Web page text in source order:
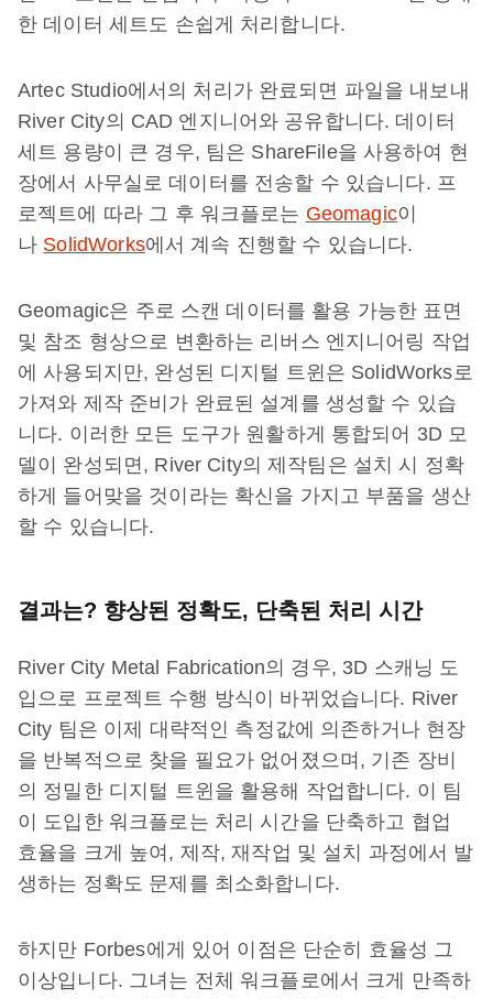
한 데이터 세트도 손쉽게 처리합니다.
Artec Studio에서의 처리가 완료되면 파일을 내보내
River City의 CAD 엔지니어와 공유합니다. 데이터
세트 용량이 큰 경우, 팀은 ShareFile을 사용하여 현
장에서 사무실로 데이터를 전송할 수 있습니다. 프
로젝트에 따라 그 후 워크플로는 Geomagic이
나 SolidWorks에서 계속 진행할 수 있습니다.
Geomagic은 주로 스캔 데이터를 활용 가능한 표면
및 참조 형상으로 변환하는 리버스 엔지니어링 작업
에 사용되지만, 완성된 디지털 트윈은 SolidWorks로
가져와 제작 준비가 완료된 설계를 생성할 수 있습
니다. 이러한 모든 도구가 원활하게 통합되어 3D 모
델이 완성되면, River City의 제작팀은 설치 시 정확
하게 들어맞을 것이라는 확신을 가지고 부품을 생산
할 수 있습니다.
결과는? 향상된 정확도, 단축된 처리 시간
River City Metal Fabrication의 경우, 3D 스캐닝 도
입으로 프로젝트 수행 방식이 바뀌었습니다. River
City 팀은 이제 대략적인 측정값에 의존하거나 현장
을 반복적으로 찾을 필요가 없어졌으며, 기존 장비
의 정밀한 디지털 트윈을 활용해 작업합니다. 이 팀
이 도입한 워크플로는 처리 시간을 단축하고 협업
효율을 크게 높여, 제작, 재작업 및 설치 과정에서 발
생하는 정확도 문제를 최소화합니다.
하지만 Forbes에게 있어 이점은 단순히 효율성 그
이상입니다. 그녀는 전체 워크플로에서 크게 만족하